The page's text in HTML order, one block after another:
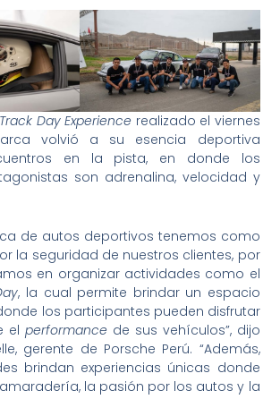
Day Experience realizado el viernes
volvió a su esencia deportiva
en la pista, en donde los
son adrenalina, velocidad y
de autos deportivos tenemos como
la seguridad de nuestros clientes, por
en organizar actividades como el
, la cual permite brindar un espacio
los participantes pueden disfrutar
el performance de sus vehículos”, dijo
gerente de Porsche Perú. “Además,
brindan experiencias únicas donde
la pasión por los autos y la